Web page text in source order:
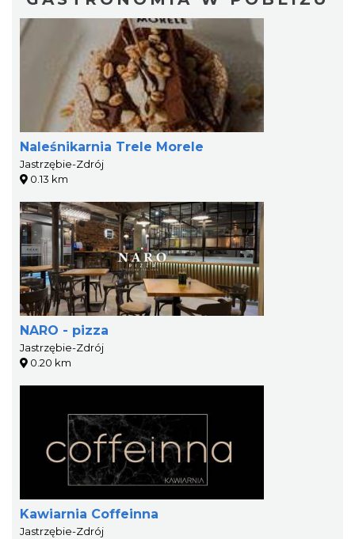
Naleśnikarnia Trele Morele
Jastrzębie-Zdrój
0.13 km
NARO - pizza
Jastrzębie-Zdrój
0.20 km
Kawiarnia Coffeinna
Jastrzębie-Zdrój